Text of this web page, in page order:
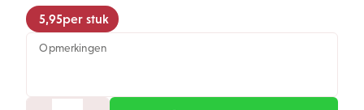
5,95per stuk
Opmerkingen